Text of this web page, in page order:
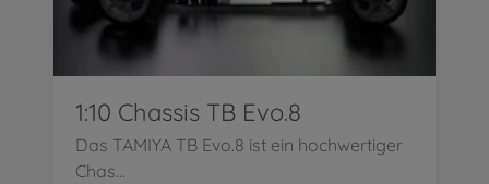
1:10 Chassis TB Evo.8
Das TAMIYA TB Evo.8 ist ein hochwertiger
Chas...